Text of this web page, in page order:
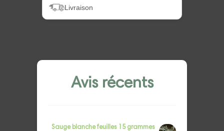
Livraison
Avis récents
Sauge blanche feuilles 15 grammes